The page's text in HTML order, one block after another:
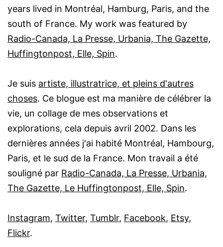
years lived in Montréal, Hamburg, Paris, and the
south of France. My work was featured by
Radio-Canada, La Presse, Urbania, The Gazette,
Huffingtonpost, Elle, Spin.
Je suis artiste, illustratrice, et pleins d'autres
choses. Ce blogue est ma manière de célébrer la
vie, un collage de mes observations et
explorations, cela depuis avril 2002. Dans les
dernières années j'ai habité Montréal, Hambourg,
Paris, et le sud de la France. Mon travail a été
souligné par Radio-Canada, La Presse, Urbania,
The Gazette, Le Huffingtonpost, Elle, Spin.
Instagram, Twitter, Tumblr, Facebook, Etsy,
Flickr.